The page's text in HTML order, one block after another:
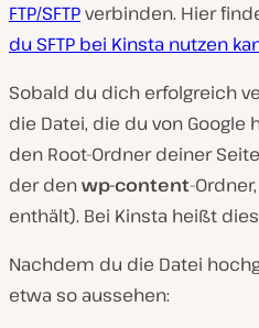
FTP/SFTPverbinden. Hier
du SFTP bei Kinsta nutzen
Sobald du dich erfolgreich
die Datei, die du von Google
den Root-Ordner deiner
der denwp-content-Ordner,
enthält). Bei Kinsta heißt
Nachdem du die Datei
etwa so aussehen: